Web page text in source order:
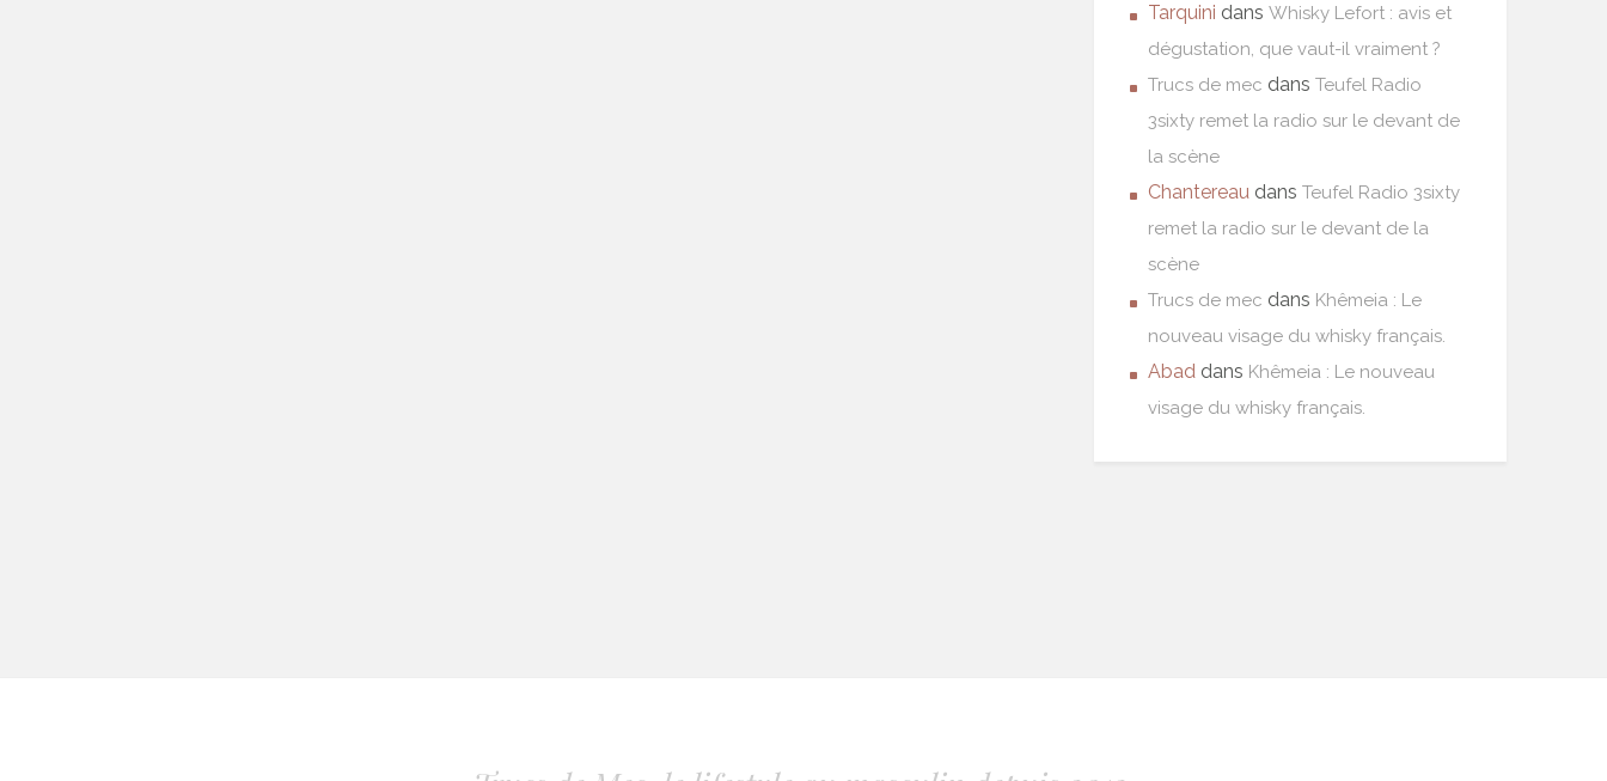
Tarquini dans Whisky Lefort : avis et
dégustation, que vaut-il vraiment ?
Trucs de mec dans Teufel Radio
3sixty remet la radio sur le devant de
la scène
Chantereau dans Teufel Radio 3sixty
remet la radio sur le devant de la
scène
Trucs de mec dans Khêmeia : Le
nouveau visage du whisky français.
Abad dans Khêmeia : Le nouveau
visage du whisky français.